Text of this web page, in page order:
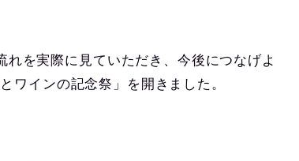
を実際に見ていただき、今後につなげよ
ワインの記念祭」を開きました。